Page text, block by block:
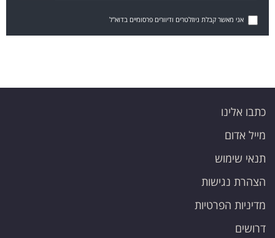
אני מאשר קבלת ניוזלטרים ודיוורים פרסומיים בדוא"ל
כתבו אלינו
מייל אדום
תנאי שימוש
הצהרת נגישות
מדיניות הפרטיות
דרושים